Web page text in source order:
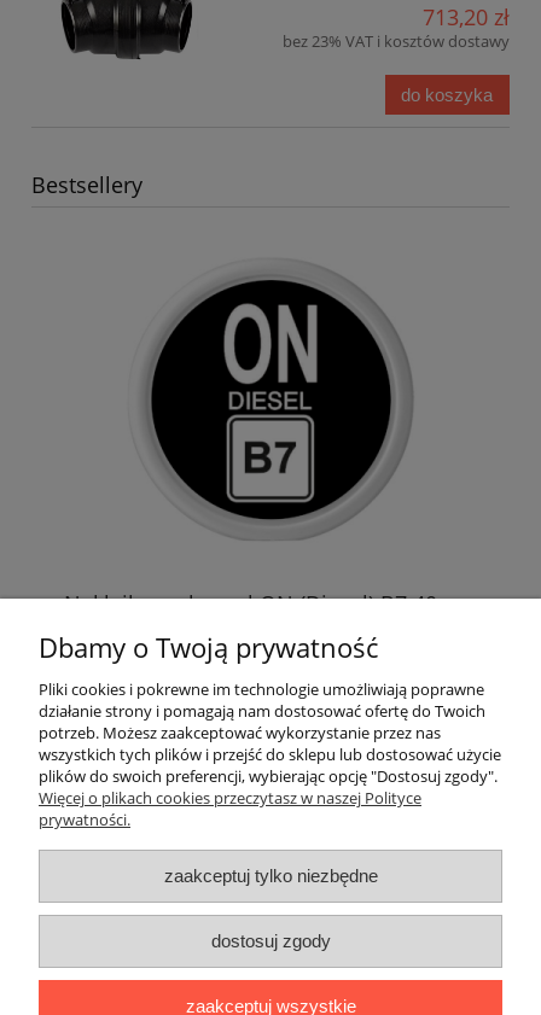
713,20 zł
bez 23% VAT i kosztów dostawy
do koszyka
Bestsellery
Naklejka na kapsel ON (Diesel) B7 40mm
2,00 zł
do koszyka
Moje konto
Informacje
Dbamy o Twoją prywatność
Pliki cookies i pokrewne im technologie umożliwiają poprawne
działanie strony i pomagają nam dostosować ofertę do Twoich
potrzeb. Możesz zaakceptować wykorzystanie przez nas
wszystkich tych plików i przejść do sklepu lub dostosować użycie
plików do swoich preferencji, wybierając opcję "Dostosuj zgody".
Więcej o plikach cookies przeczytasz w naszej Polityce
prywatności.
zaakceptuj tylko niezbędne
dostosuj zgody
zaakceptuj wszystkie